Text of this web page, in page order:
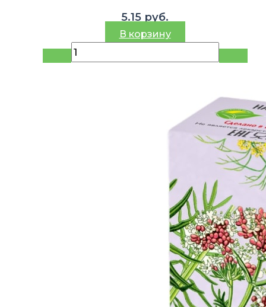
5.15 руб.
В корзину